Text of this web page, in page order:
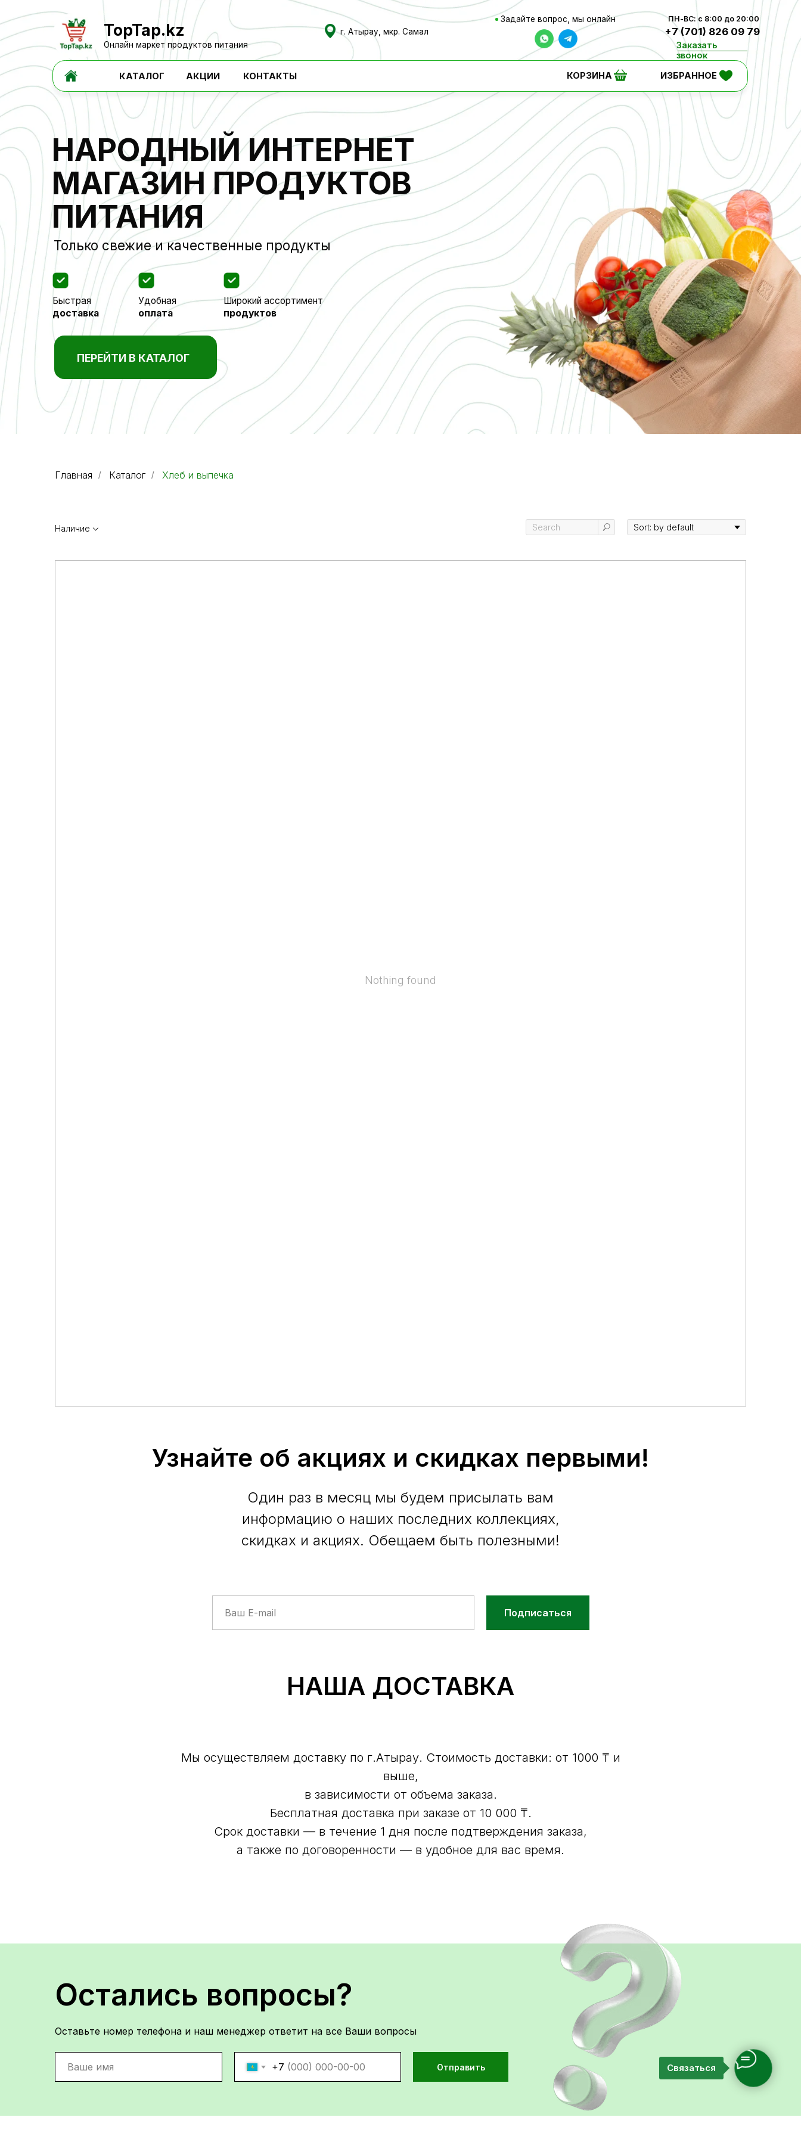
НАРОДНЫЙ ИНТЕРНЕТ
МАГАЗИН ПРОДУКТОВ
ПИТАНИЯ
Только свежие и качественные продукты
доставка
Широкий ассортимент
продуктов
Удобная
оплата
TopTap.kz
Онлайн маркет продуктов питания
+7 (701) 826 09 79
ПН-ВС: c 8:00 до 20:00
ПЕРЕЙТИ В КАТАЛОГ
звонок
г. Атырау, мкр. Самал
Задайте вопрос, мы онлайн
ИЗБРАННОЕ
Главная / Каталог / Хлеб и выпечка
Наличие
Nothing found
Узнайте об акциях и скидках первыми!
Один раз в месяц мы будем присылать вам
информацию о наших последних коллекциях,
скидках и акциях. Обещаем быть полезными!
Подписаться
НАША ДОСТАВКА
Мы осуществляем доставку по г.Атырау. Стоимость доставки: от 1000 ₸ и
выше,
в зависимости от объема заказа.
Бесплатная доставка при заказе от 10 000 ₸.
Срок доставки — в течение 1 дня после подтверждения заказа,
а также по договоренности — в удобное для вас время.
Остались вопросы?
Оставьте номер телефона и наш менеджер ответит на все Ваши вопросы
+7 Отправить Связаться